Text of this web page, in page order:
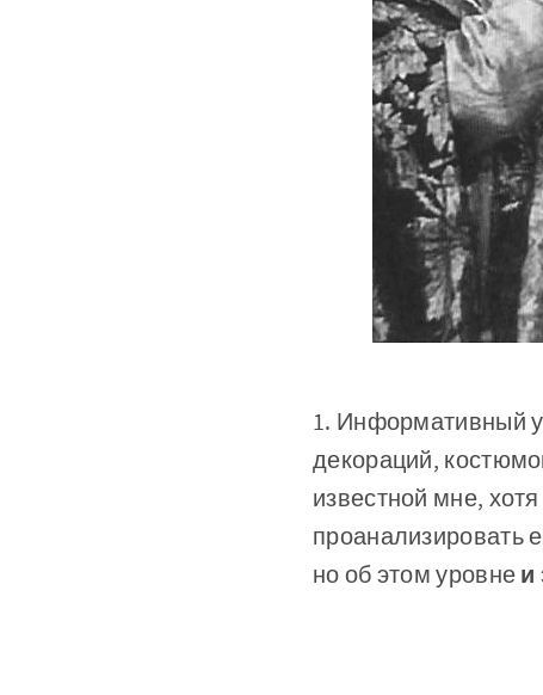
1. Информативный
декораций,
известной мне,
проана­лизировать
но об этом уровне и